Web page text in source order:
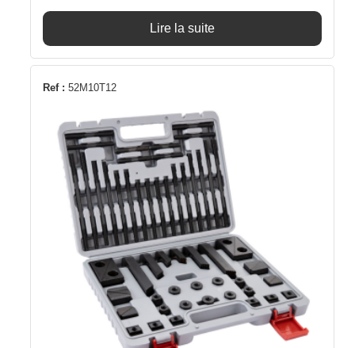
Lire la suite
Ref : 52M10T12